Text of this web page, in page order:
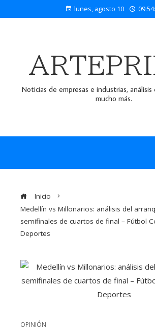
lunes, agosto 10
Noticias de empresas e industrias, análisis
mucho más.
Inicio
Medellín vs Millonarios: análisis del
semifinales de cuartos de final – Fútbol
Deportes
OPINIÓN